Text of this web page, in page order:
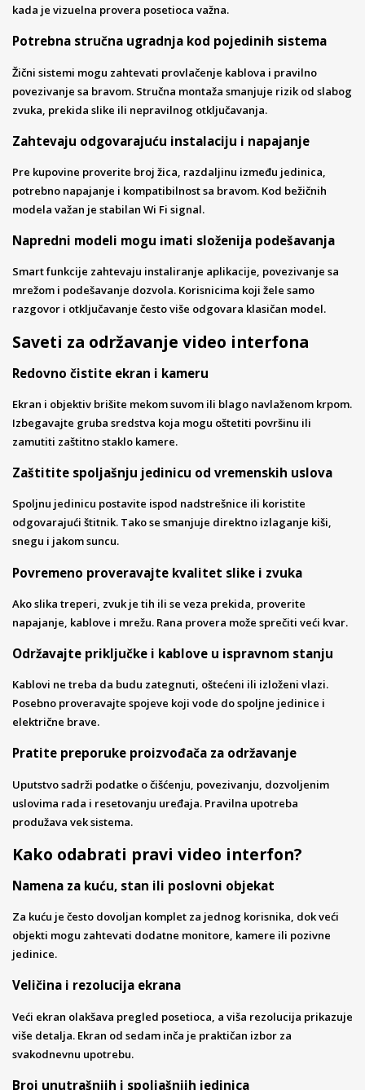
kada je vizuelna provera posetioca važna.
Potrebna stručna ugradnja kod pojedinih sistema
Žični sistemi mogu zahtevati provlačenje kablova i pravilno
povezivanje sa bravom. Stručna montaža smanjuje rizik od slabog
zvuka, prekida slike ili nepravilnog otključavanja.
Zahtevaju odgovarajuću instalaciju i napajanje
Pre kupovine proverite broj žica, razdaljinu između jedinica,
potrebno napajanje i kompatibilnost sa bravom. Kod bežičnih
modela važan je stabilan Wi Fi signal.
Napredni modeli mogu imati složenija podešavanja
Smart funkcije zahtevaju instaliranje aplikacije, povezivanje sa
mrežom i podešavanje dozvola. Korisnicima koji žele samo
razgovor i otključavanje često više odgovara klasičan model.
Saveti za održavanje video interfona
Redovno čistite ekran i kameru
Ekran i objektiv brišite mekom suvom ili blago navlaženom krpom.
Izbegavajte gruba sredstva koja mogu oštetiti površinu ili
zamutiti zaštitno staklo kamere.
Zaštitite spoljašnju jedinicu od vremenskih uslova
Spoljnu jedinicu postavite ispod nadstrešnice ili koristite
odgovarajući štitnik. Tako se smanjuje direktno izlaganje kiši,
snegu i jakom suncu.
Povremeno proveravajte kvalitet slike i zvuka
Ako slika treperi, zvuk je tih ili se veza prekida, proverite
napajanje, kablove i mrežu. Rana provera može sprečiti veći kvar.
Održavajte priključke i kablove u ispravnom stanju
Kablovi ne treba da budu zategnuti, oštećeni ili izloženi vlazi.
Posebno proveravajte spojeve koji vode do spoljne jedinice i
električne brave.
Pratite preporuke proizvođača za održavanje
Uputstvo sadrži podatke o čišćenju, povezivanju, dozvoljenim
uslovima rada i resetovanju uređaja. Pravilna upotreba
produžava vek sistema.
Kako odabrati pravi video interfon?
Namena za kuću, stan ili poslovni objekat
Za kuću je često dovoljan komplet za jednog korisnika, dok veći
objekti mogu zahtevati dodatne monitore, kamere ili pozivne
jedinice.
Veličina i rezolucija ekrana
Veći ekran olakšava pregled posetioca, a viša rezolucija prikazuje
više detalja. Ekran od sedam inča je praktičan izbor za
svakodnevnu upotrebu.
Broj unutrašnjih i spoljašnjih jedinica